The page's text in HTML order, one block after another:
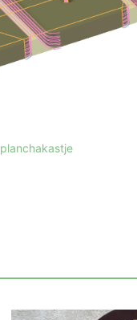
planchakastje